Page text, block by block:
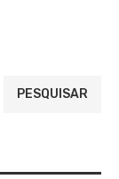
PESQUISAR